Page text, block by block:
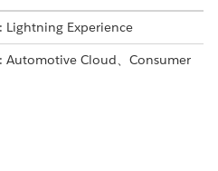
Lightning Experience
Automotive Cloud、Consumer
Cloud、Nonprofit Cloud、お
ン。